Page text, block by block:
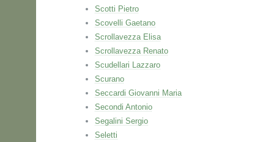
Scotti Pietro
Scovelli Gaetano
Scrollavezza Elisa
Scrollavezza Renato
Scudellari Lazzaro
Scurano
Seccardi Giovanni Maria
Secondi Antonio
Segalini Sergio
Seletti